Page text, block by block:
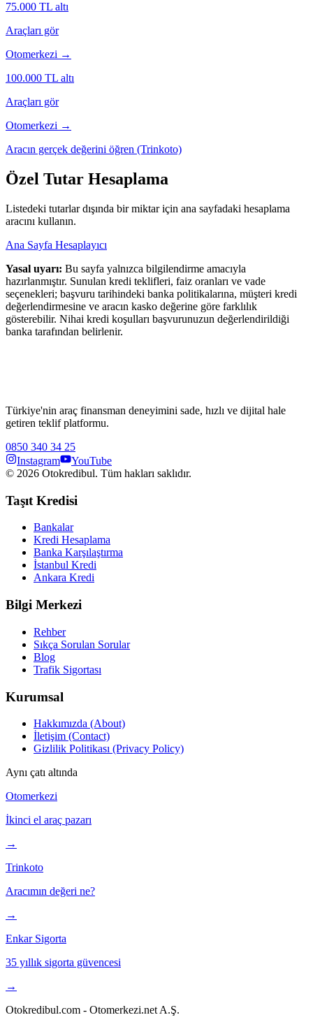
75.000 TL altı
Araçları gör
Otomerkezi →
100.000 TL altı
Araçları gör
Otomerkezi →
Aracın gerçek değerini öğren (Trinkoto)
Özel Tutar Hesaplama
Listedeki tutarlar dışında bir miktar için ana sayfadaki hesaplama
aracını kullanın.
Ana Sayfa Hesaplayıcı
Yasal uyarı: Bu sayfa yalnızca bilgilendirme amacıyla
hazırlanmıştır. Sunulan kredi teklifleri, faiz oranları ve vade
seçenekleri; başvuru tarihindeki banka politikalarına, müşteri kredi
değerlendirmesine ve aracın kasko değerine göre farklılık
gösterebilir. Nihai kredi koşulları başvurunuzun değerlendirildiği
banka tarafından belirlenir.
Türkiye'nin araç finansman deneyimini sade, hızlı ve dijital hale
getiren teklif platformu.
0850 340 34 25
Instagram
YouTube
© 2026 Otokredibul. Tüm hakları saklıdır.
Taşıt Kredisi
Bankalar
Kredi Hesaplama
Banka Karşılaştırma
İstanbul Kredi
Ankara Kredi
Bilgi Merkezi
Rehber
Sıkça Sorulan Sorular
Blog
Trafik Sigortası
Kurumsal
Hakkımızda (About)
İletişim (Contact)
Gizlilik Politikası (Privacy Policy)
Aynı çatı altında
Otomerkezi
İkinci el araç pazarı
→
Trinkoto
Aracımın değeri ne?
→
Enkar Sigorta
35 yıllık sigorta güvencesi
→
Otokredibul.com - Otomerkezi.net A.Ş.